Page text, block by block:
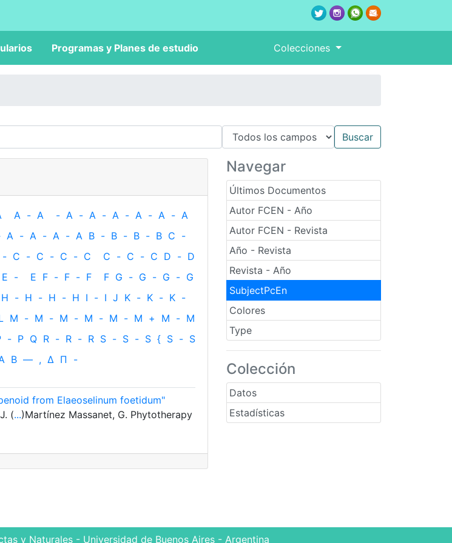
Programas y Planes de estudio Colecciones
Navegar
Últimos Documentos
Autor FCEN - Año
Autor FCEN - Revista
Año - Revista
Revista - Año
SubjectPcEn
Colores
Type
Colección
Datos
Estadísticas
A - A - A - A - A - A - A - A
A - A - A - A B - B - B - B C -
- C - C - C - C C - C - C D - D
E - E F - F - F F G - G - G - G
H - H - H - H I - I J K - K - K -
M - M - M - M - M - M + M - M
- P Q R - R - R S - S - S { S - S
Β — , Δ Π -
from Elaeoselinum foetidum"
(...)Martínez Massanet, G. Phytotherapy
y Naturales - Universidad de Buenos Aires - Argentina